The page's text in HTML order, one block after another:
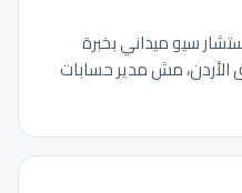
سيو ميداني بخبرة
مش مدير حسابات